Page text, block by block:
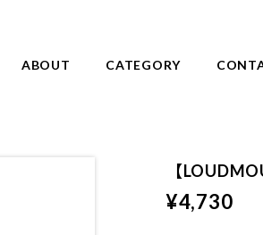
ABOUT CATEGORY
【
¥4,730